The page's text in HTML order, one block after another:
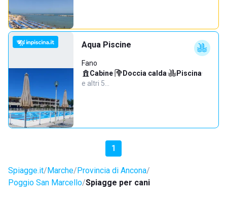
Aqua Piscine
Fano
Cabine· Doccia calda· Piscina·
e altri 5…
1
Spiagge.it Marche Provincia di Ancona
Poggio San Marcello Spiagge per cani